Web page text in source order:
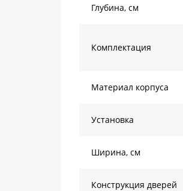
Глубина, см
Комплектация
Материал корпуса
Установка
Ширина, см
Конструкция дверей